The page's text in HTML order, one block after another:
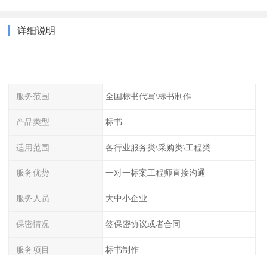
详细说明
服务范围 全国标书代写\标书制作
产品类型 标书
适用范围 各行业服务类\采购类\工程类
服务优势 一对一标案工程师直接沟通
服务人员 大中小企业
保密情况 签保密协议或者合同
服务项目 标书制作